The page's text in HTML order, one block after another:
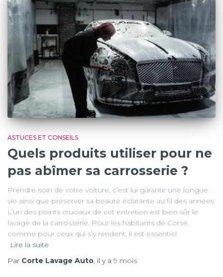
ASTUCES ET CONSEILS
Quels produits utiliser pour ne
pas abîmer sa carrosserie ?
Prendre soin de votre voiture, c’est lui garantir une longue
vie ainsi que préserver sa beauté éclatante au fil des années.
L’un des points cruciaux de cet entretien est bien sûr le
lavage de la carrosserie. Pour les habitants de Corse,
comme pour ceux qui s’y rendent, il est essentiel
Lire la suite
Par Corte Lavage Auto, il y a 9 mois